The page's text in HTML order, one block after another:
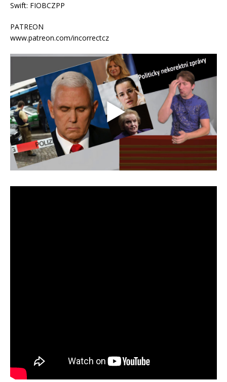
Swift: FIOBCZPP
PATREON
www.patreon.com/incorrectcz